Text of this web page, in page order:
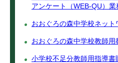
アンケート（WEB‐QU）業
おおぐろの森中学校ネッ
おおぐろの森中学校教師用
小学校不足分教師用指導書